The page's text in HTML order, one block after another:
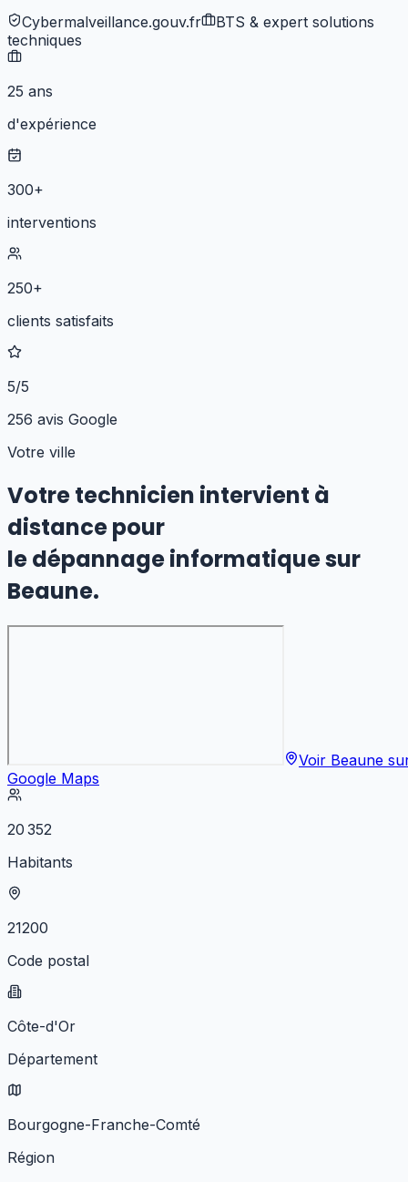
Cybermalveillance.gouv.fr
BTS & expert solutions
techniques
25 ans
d'expérience
300+
interventions
250+
clients satisfaits
5/5
256 avis Google
Votre ville
Votre technicien intervient à
distance pour
le dépannage informatiquesur
Beaune.
Voir Beaune
Google Maps
20 352
Habitants
21200
Code postal
Côte-d'Or
Département
Bourgogne-Franche-Comté
Région